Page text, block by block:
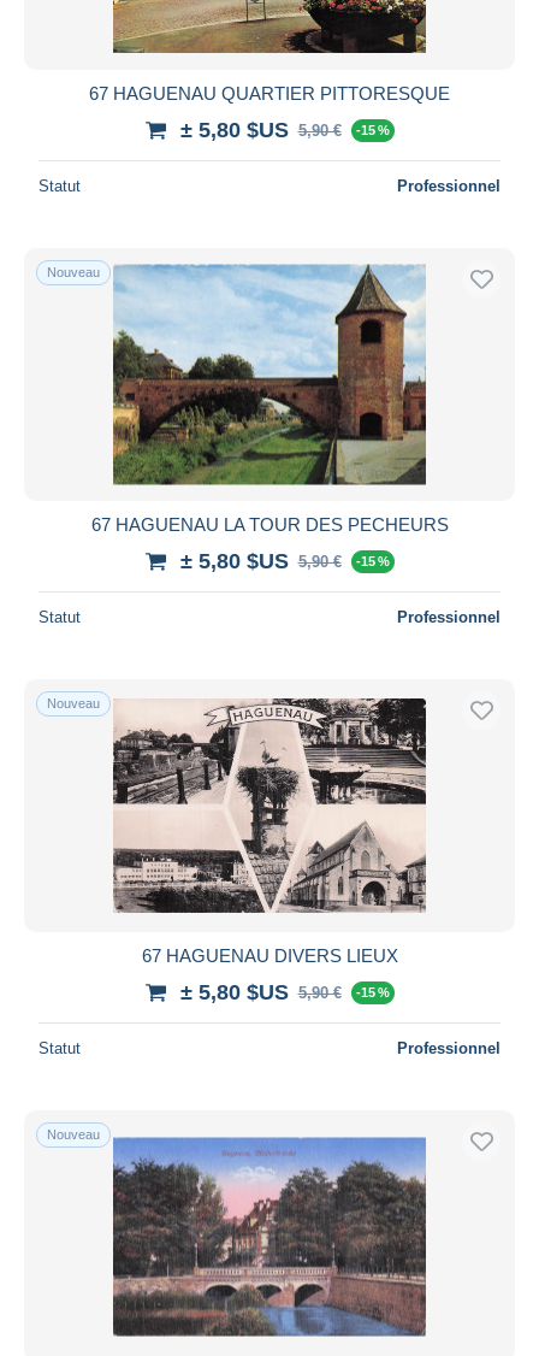
67 HAGUENAU QUARTIER PITTORESQUE
± 5,80 $US 5,90 € -15 %
Statut Professionnel
Nouveau
67 HAGUENAU LA TOUR DES PECHEURS
± 5,80 $US 5,90 € -15 %
Statut Professionnel
Nouveau
67 HAGUENAU DIVERS LIEUX
± 5,80 $US 5,90 € -15 %
Statut Professionnel
Nouveau